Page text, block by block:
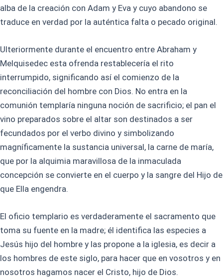
alba de la creación con Adam y Eva y cuyo abandono se
traduce en verdad por la auténtica falta o pecado original.
Ulteriormente durante el encuentro entre Abraham y
Melquisedec esta ofrenda restablecería el rito
interrumpido, significando así el comienzo de la
reconciliación del hombre con Dios. No entra en la
comunión templaría ninguna noción de sacrificio; el pan el
vino preparados sobre el altar son destinados a ser
fecundados por el verbo divino y simbolizando
magníficamente la sustancia universal, la carne de maría,
que por la alquimia maravillosa de la inmaculada
concepción se convierte en el cuerpo y la sangre del Hijo de
que Ella engendra.
El oficio templario es verdaderamente el sacramento que
toma su fuente en la madre; él identifica las especies a
Jesús hijo del hombre y las propone a la iglesia, es decir a
los hombres de este siglo, para hacer que en vosotros y en
nosotros hagamos nacer el Cristo, hijo de Dios.